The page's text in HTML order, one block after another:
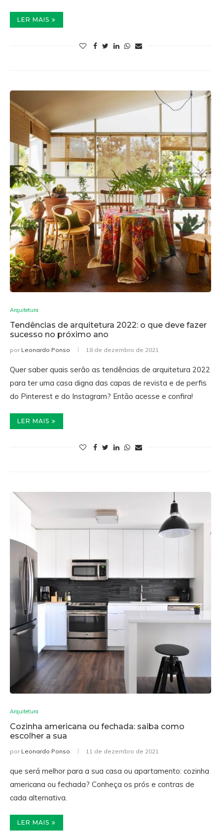
LER MAIS
Arquitetura
Tendências de arquitetura 2022: o que deve fazer
sucesso no próximo ano
por Leonardo Ponso 18 de dezembro de 2021
Quer saber quais serão as tendências de arquitetura 2022
para ter uma casa digna das capas de revista e de perfis
do Pinterest e do Instagram? Então acesse e confira!
LER MAIS
Arquitetura
Cozinha americana ou fechada: saiba como
escolher a sua
por Leonardo Ponso 11 de dezembro de 2021
que será melhor para a sua casa ou apartamento: cozinha
americana ou fechada? Conheça os prós e contras de
cada alternativa.
LER MAIS